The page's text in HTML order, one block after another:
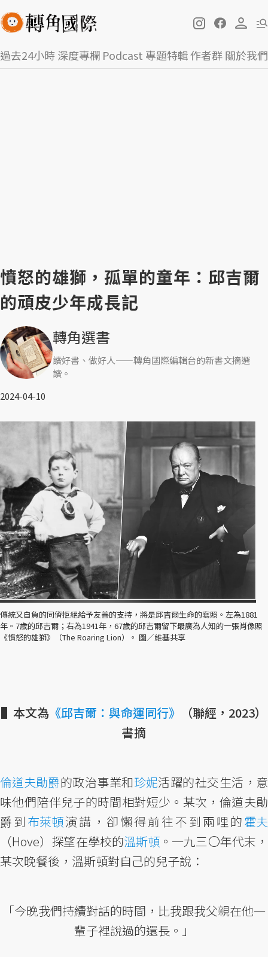
過去24小時深度專欄 Podcast 專題特輯作者群關於我們
憤怒的雄獅，孤單的童年：邱吉爾
的頑皮少年成長記
轉角選書
讀好書、做好人——轉角國際編輯台的新書文摘選
讀。
2024-04-10
傳統又自負的同儕拒絕給予友善的支持，將是邱吉爾生命的寫照。左為1881
年。7歲的邱吉爾；右為1941年，67歲的邱吉爾留下最廣為人知的一張肖像照
《憤怒的雄獅》（The Roaring Lion）。 圖／維基共享
▌本文為 《邱吉爾：與命運同行》
（聯經，2023）
書摘
倫道夫勛爵的政治事業和珍妮活躍的社交生活，意
味他們陪伴兒子的時間相對短少。某次，倫道夫勛
爵到 布萊頓演講，卻懶得前往不到兩哩的霍夫
（Hove）探望在學校的溫斯頓 。一九三〇年代末，
某次晚餐後，溫斯頓對自己的兒子說：
「今晚我們持續對話的時間，比我跟我父親在他一
輩子裡說過的還長。」